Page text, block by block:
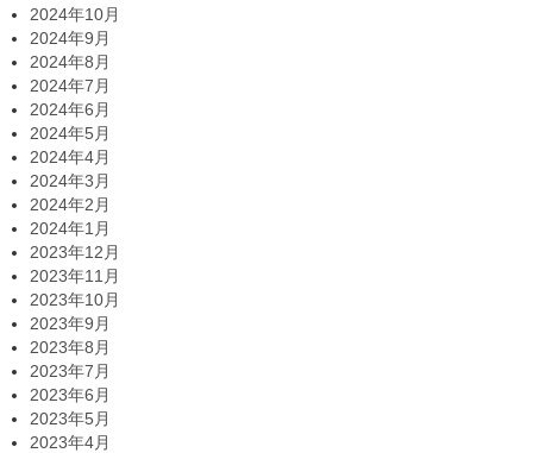
2024年10月
2024年9月
2024年8月
2024年7月
2024年6月
2024年5月
2024年4月
2024年3月
2024年2月
2024年1月
2023年12月
2023年11月
2023年10月
2023年9月
2023年8月
2023年7月
2023年6月
2023年5月
2023年4月